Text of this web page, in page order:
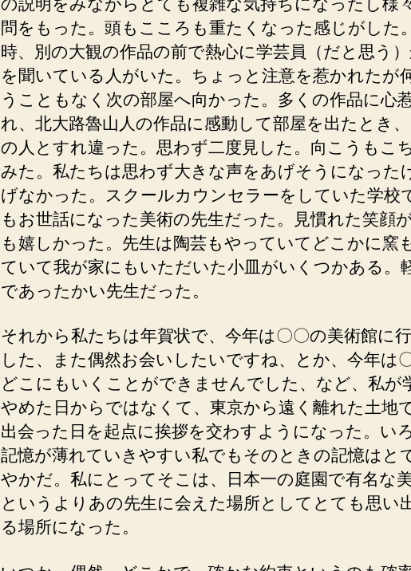
の説明をみながらとても複雑な気持ちになったし様
問をもった。頭もこころも重たくなった感じがした
時、別の大観の作品の前で熱心に学芸員（だと思う
を聞いている人がいた。ちょっと注意を惹かれたが
うこともなく次の部屋へ向かった。多くの作品に心
れ、北大路魯山人の作品に感動して部屋を出たとき
の人とすれ違った。思わず二度見した。向こうもこ
みた。私たちは思わず大きな声をあげそうになった
げなかった。スクールカウンセラーをしていた学校
もお世話になった美術の先生だった。見慣れた笑顔
も嬉しかった。先生は陶芸もやっていてどこかに窯
ていて我が家にもいただいた小皿がいくつかある。
であったかい先生だった。
それから私たちは年賀状で、今年は〇〇の美術館に
した、また偶然お会いしたいですね、とか、今年は
どこにもいくことができませんでした、など、私が
やめた日からではなくて、東京から遠く離れた土地
出会った日を起点に挨拶を交わすようになった。い
記憶が薄れていきやすい私でもそのときの記憶はと
やかだ。私にとってそこは、日本一の庭園で有名な
というよりあの先生に会えた場所としてとても思い
る場所になった。